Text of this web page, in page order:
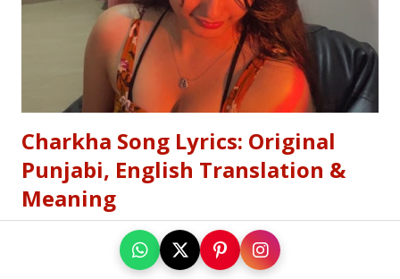
student eyeing the lucrative RBI Rajbhasha Adhikari Salary
& Job Profile , a scholar researching Vidyapati...
Charkha Song Lyrics: Original
Punjabi, English Translation &
Meaning
Charkha Song Lyrics: Original Punjabi, English Translation